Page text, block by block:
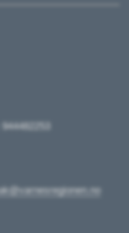
944482253